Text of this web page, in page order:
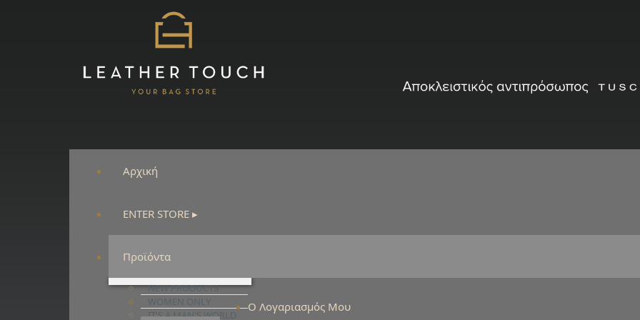
Αρχική
ENTER STORE ▸
Προϊόντα
NEW PRODUCTS
WOMEN ONLY
IT'S A MAN'S WORLD
Ο Λογαριασμός Μου